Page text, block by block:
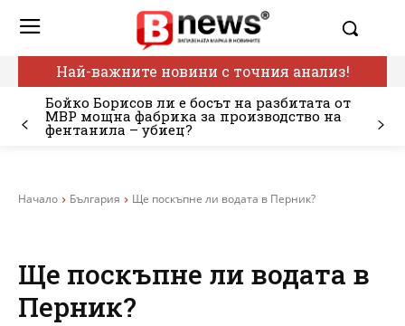
Най-важните новини с точния анализ!
Бойко Борисов ли е босът на разбитата от
МВР мощна фабрика за производство на
фентанила – убиец?
Начало България Ще поскъпне ли водата в Перник?
Ще поскъпне ли водата в
Перник?